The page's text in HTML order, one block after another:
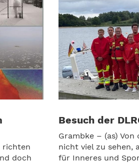
richten
doch
Besuch der
Grambke – (as)
nicht viel zu sehen,
für Inneres und